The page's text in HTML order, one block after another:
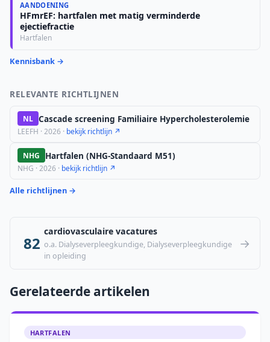
AANDOENING
HFmrEF: hartfalen met matig verminderde
ejectiefractie
Hartfalen
Kennisbank →
RELEVANTE RICHTLIJNEN
NL Cascade screening Familiaire Hypercholesterolemie
LEEFH · 2026 · bekijk richtlijn ↗
NHG Hartfalen (NHG-Standaard M51)
NHG · 2026 · bekijk richtlijn ↗
Alle richtlijnen →
82
cardiovasculaire vacatures
o.a. Dialyseverpleegkundige, Dialyseverpleegkundige
in opleiding
→
Gerelateerde artikelen
HARTFALEN